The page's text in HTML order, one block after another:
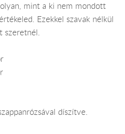
mint a ki nem mondott
Ezekkel szavak nélkül
szeretnél.
díszítve.